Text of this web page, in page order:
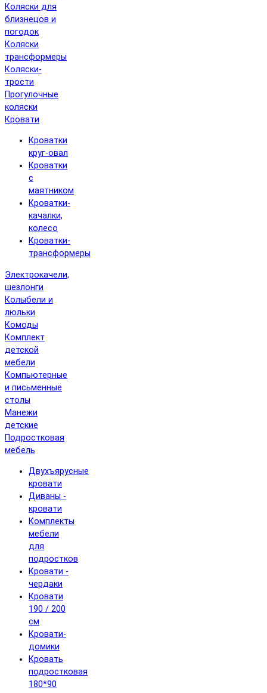
Коляски для
близнецов и
погодок
Коляски
трансформеры
Коляски-
трости
Прогулочные
коляски
Кровати
Кроватки
круг-овал
Кроватки
с
маятником
Кроватки-
качалки,
колесо
Кроватки-
трансформеры
Электрокачели,
шезлонги
Колыбели и
люльки
Комоды
Комплект
детской
мебели
Компьютерные
и письменные
столы
Манежи
детские
Подростковая
мебель
Двухъярусные
кровати
Диваны -
кровати
Комплекты
мебели
для
подростков
Кровати -
чердаки
Кровати
190 / 200
см
Кровати-
домики
Кровать
подростковая
180*90